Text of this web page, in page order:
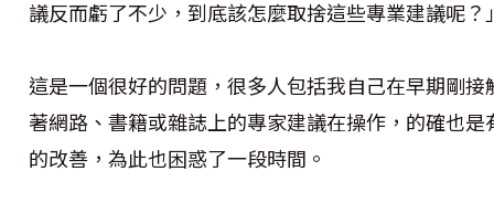
議反而虧了不少，到底該怎麼取捨這些專業建議呢？
這是一個很好的問題，很多人包括我自己在早期剛
著網路、書籍或雜誌上的專家建議在操作，的確也
的改善，為此也困惑了一段時間。